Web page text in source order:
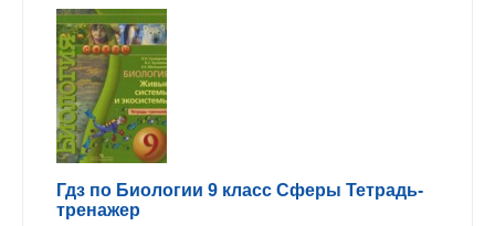
Гдз по Биологии 9 класс Сферы Тетрадь-
тренажер